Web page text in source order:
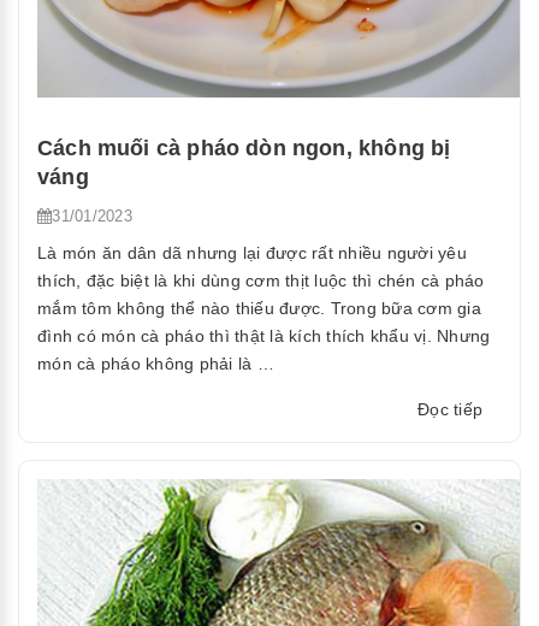
Cách muối cà pháo dòn ngon, không bị
váng
31/01/2023
Là món ăn dân dã nhưng lại được rất nhiều người yêu
thích, đặc biệt là khi dùng cơm thịt luộc thì chén cà pháo
mắm tôm không thể nào thiếu được. Trong bữa cơm gia
đình có món cà pháo thì thật là kích thích khẩu vị. Nhưng
món cà pháo không phải là …
Đọc tiếp“Cách
pháo
dòn
ngon,
không